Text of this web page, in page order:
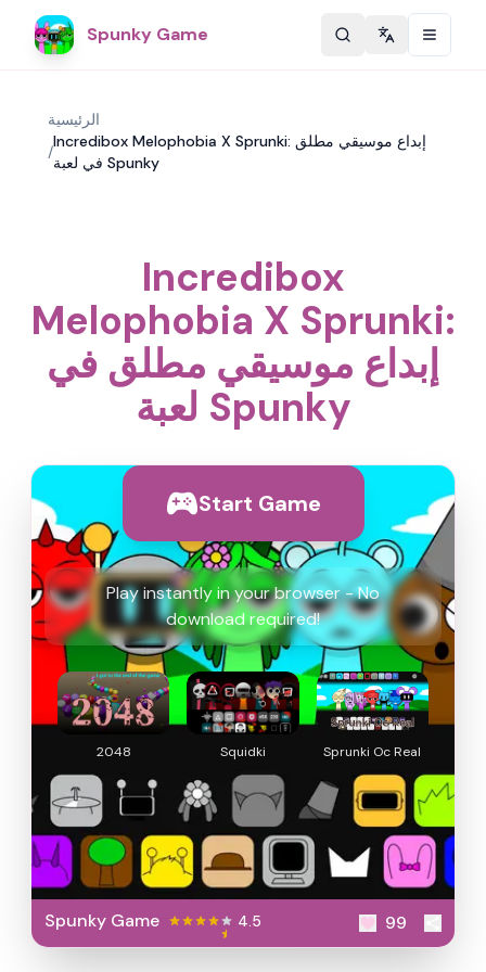
Spunky Game Change
الرئيسية
/
Incredibox Melophobia X Sprunki: إبداع موسيقي مطلق
في لعبة Spunky
Incredibox
Melophobia X Sprunki:
إبداع موسيقي مطلق في
لعبة Spunky
Start Game
Play instantly in your browser - No
download required!
2048 Squidki Sprunki Oc Real
Spunky Game 4.5 99